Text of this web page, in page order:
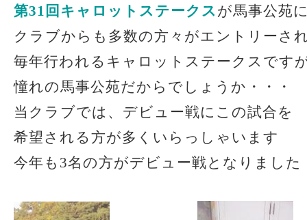
第31回キャロットステークス が馬事公苑
クラブからも多数の方々がエントリーさ
毎年行われるキャロットステークスです
憧れの馬事公苑だからでしょうか・・・
当クラブでは、デビュー戦にこの試合を
希望される方が多くいらっしゃいます
今年も3名の方がデビュー戦となりました